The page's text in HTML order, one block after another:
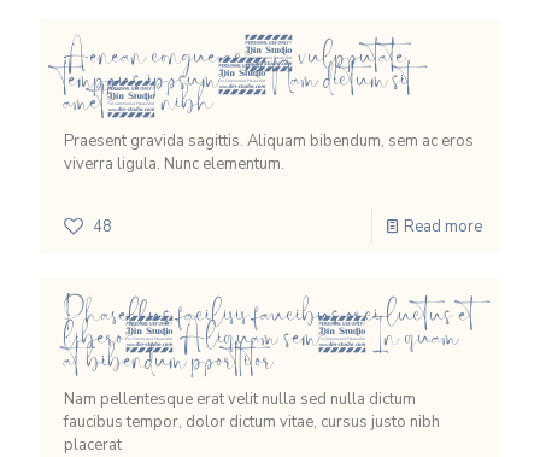
Aenean congue ac, vulputate
tempus ipsum. Nam dictum sit
amet, nibh
Praesent gravida sagittis. Aliquam bibendum, sem ac eros
viverra ligula. Nunc elementum.
48 Read more
Phasellus facilisis faucibus orci luctus et
libero. Aliquam sem. In quam
at bibendum porttitor
Nam pellentesque erat velit nulla sed nulla dictum
faucibus tempor, dolor dictum vitae, cursus justo nibh
placerat